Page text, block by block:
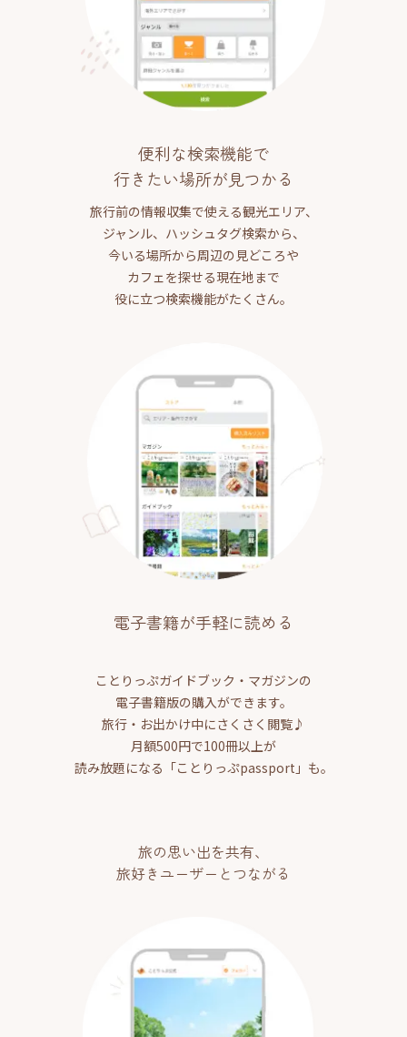
便利な検索機能で
行きたい場所が見つかる
旅行前の情報収集で使える観光エリア、
ジャンル、ハッシュタグ検索から、
今いる場所から周辺の見どころや
カフェを探せる現在地まで
役に立つ検索機能がたくさん。
電子書籍が手軽に読める
ことりっぷガイドブック・マガジンの
電子書籍版の購入ができます。
旅行・お出かけ中にさくさく閲覧♪
月額500円で100冊以上が
読み放題になる「ことりっぷpassport」も。
旅の思い出を共有、
旅好きユーザーとつながる